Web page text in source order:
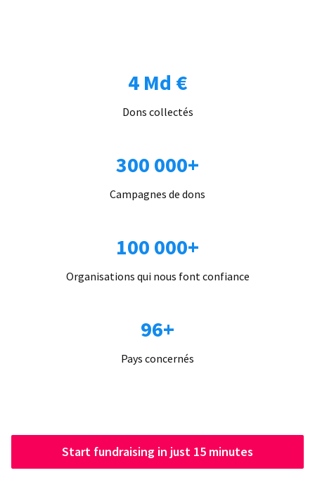
4 Md €
Dons collectés
300 000+
Campagnes de dons
100 000+
Organisations qui nous font confiance
96+
Pays concernés
Start fundraising in just 15 minutes